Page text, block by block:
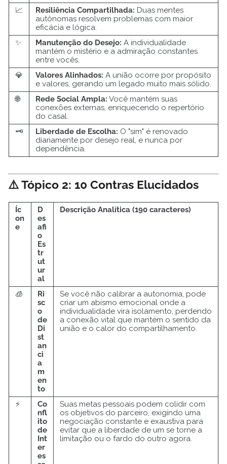
📈
Resiliência Compartilhada: Duas mentes
autônomas resolvem problemas com maior
eficácia e lógica.
✨
Manutenção do Desejo: A individualidade
mantém o mistério e a admiração constantes
entre vocês.
💎
Valores Alinhados: A união ocorre por propósito
e valores, gerando um legado muito mais sólido.
🌐
Rede Social Ampla: Você mantém suas
conexões externas, enriquecendo o repertório
do casal.
🗝️
Liberdade de Escolha: O "sim" é renovado
diariamente por desejo real, e nunca por
dependência.
⚠️ Tópico 2: 10 Contras Elucidados
Íc
on
e
D
es
afi
o
Es
tr
ut
ur
al
Descrição Analítica (190 caracteres)
🧊
Ri
sc
o
de
Di
st
an
ci
a
m
en
to
Se você não calibrar a autonomia, pode
criar um abismo emocional onde a
individualidade vira isolamento, perdendo
a conexão vital que mantém o sentido da
união e o calor do compartilhamento.
⚡
Co
nfl
ito
de
Int
er
es
Suas metas pessoais podem colidir com
os objetivos do parceiro, exigindo uma
negociação constante e exaustiva para
evitar que a liberdade de um se torne a
limitação ou o fardo do outro agora.